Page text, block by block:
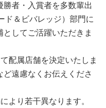
者・入賞者を多数輩出
ド＆ビバレッジ）部門に
してご活躍いただきま
配属店舗を決定いたしま
遠慮なくお伝えくださ
より若干異なります。